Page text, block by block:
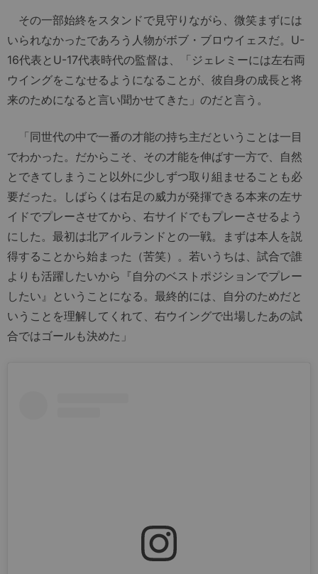
その一部始終をスタンドで見守りながら、微笑まずには
いられなかったであろう人物がボブ・ブロウイェスだ。U-
16代表とU-17代表時代の監督は、「ジェレミーには左右両
ウイングをこなせるようになることが、彼自身の成長と将
来のためになると言い聞かせてきた」のだと言う。
「同世代の中で一番の才能の持ち主だということは一目
でわかった。だからこそ、その才能を伸ばす一方で、自然
とできてしまうこと以外に少しずつ取り組ませることも必
要だった。しばらくは右足の威力が発揮できる本来の左サ
イドでプレーさせてから、右サイドでもプレーさせるよう
にした。最初は北アイルランドとの一戦。まずは本人を説
得することから始まった（苦笑）。若いうちは、試合で誰
よりも活躍したいから『自分のベストポジションでプレー
したい』ということになる。最終的には、自分のためだと
いうことを理解してくれて、右ウイングで出場したあの試
合ではゴールも決めた」